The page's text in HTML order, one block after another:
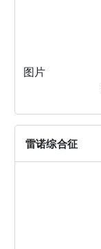
图片
雷诺综合征